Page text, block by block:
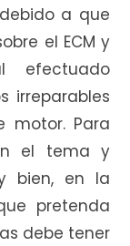
a que
el ECM y
efectuado
irreparables
motor. Para
el tema y
bien, en la
pretenda
debe tener